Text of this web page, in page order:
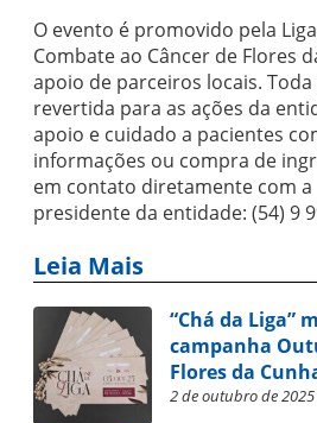
O evento é promovido pela
Combate ao Câncer de Flores
apoio de parceiros locais.
revertida para as ações da
apoio e cuidado a pacientes
informações ou compra de
em contato diretamente com a
presidente da entidade: (54) 9
Leia Mais
“Chá da Liga”
campanha
Flores da
2 de outubro de 2025